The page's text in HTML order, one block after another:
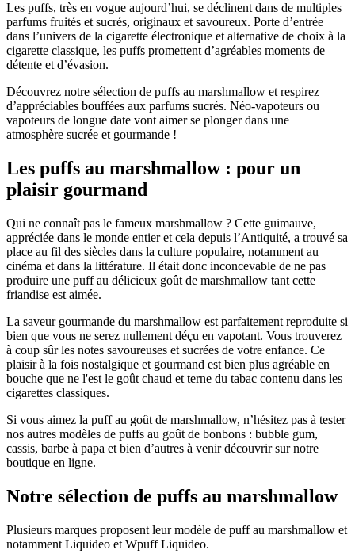
Les puffs, très en vogue aujourd’hui, se déclinent dans de multiples
parfums fruités et sucrés, originaux et savoureux. Porte d’entrée
dans l’univers de la cigarette électronique et alternative de choix à la
cigarette classique, les puffs promettent d’agréables moments de
détente et d’évasion.
Découvrez notre sélection de puffs au marshmallow et respirez
d’appréciables bouffées aux parfums sucrés. Néo-vapoteurs ou
vapoteurs de longue date vont aimer se plonger dans une
atmosphère sucrée et gourmande !
Les puffs au marshmallow : pour un
plaisir gourmand
Qui ne connaît pas le fameux marshmallow ? Cette guimauve,
appréciée dans le monde entier et cela depuis l’Antiquité, a trouvé sa
place au fil des siècles dans la culture populaire, notamment au
cinéma et dans la littérature. Il était donc inconcevable de ne pas
produire une puff au délicieux goût de marshmallow tant cette
friandise est aimée.
La saveur gourmande du marshmallow est parfaitement reproduite si
bien que vous ne serez nullement déçu en vapotant. Vous trouverez
à coup sûr les notes savoureuses et sucrées de votre enfance. Ce
plaisir à la fois nostalgique et gourmand est bien plus agréable en
bouche que ne l'est le goût chaud et terne du tabac contenu dans les
cigarettes classiques.
Si vous aimez la puff au goût de marshmallow, n’hésitez pas à tester
nos autres modèles de puffs au goût de bonbons : bubble gum,
cassis, barbe à papa et bien d’autres à venir découvrir sur notre
boutique en ligne.
Notre sélection de puffs au marshmallow
Plusieurs marques proposent leur modèle de puff au marshmallow et
notamment Liquideo et Wpuff Liquideo.